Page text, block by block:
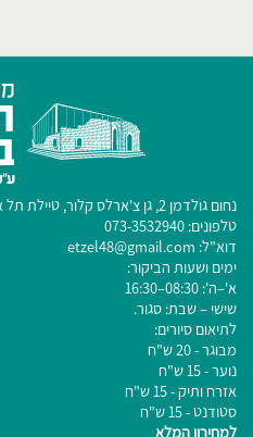
נחום גולדמן 2, גן צ'ארלס קלור, טיילת תל אביב – יפו
טלפונים: 073-3532940
דוא"ל: etzel48@gmail.com
ימים ושעות הביקור:
​א'–ה': 08:3​0–16:30
שישי – שבת: סגור.​
לתיאום סיורים:
מבוגר - 20 ש"ח
נוער - 15 ש"ח
אזרח ותיק - 15 ש"ח
סטודנט - 15 ש"ח